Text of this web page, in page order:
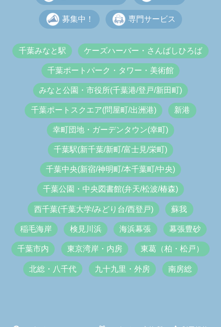
募集中！ 専門サービス
千葉みなと駅 ケーズハーバー・さんばしひろば
千葉ポートパーク・タワー・美術館
みなと公園・市役所(千葉港/登戸/新田町)
千葉ポートスクエア(問屋町/出洲港) 新港
幸町団地・ガーデンタウン(幸町)
千葉駅(新千葉/新町/富士見/栄町)
千葉中央(新宿/神明町/本千葉町/中央)
千葉公園・中央図書館(弁天/松波/椿森)
西千葉(千葉大学/みどり台/西登戸) 蘇我
稲毛海岸 検見川浜 海浜幕張 幕張豊砂
千葉市内 東京湾岸・内房 東葛（柏・松戸）
北総・八千代 九十九里・外房 南房総